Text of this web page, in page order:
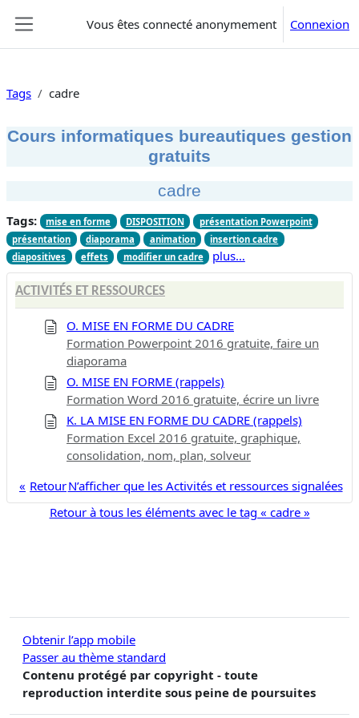
Vous êtes connecté anonymement Connexion
Tags cadre
Cours informatiques bureautiques gestion
gratuits
cadre
Tags: mise en forme DISPOSITION
présentation Powerpoint
présentation
diaporama animation
insertion cadre
diapositives
effets modifier un cadre plus…
ACTIVITÉS ET RESSOURCES
O. MISE EN FORME DU CADRE
Formation Powerpoint 2016 gratuite, faire un
diaporama
O. MISE EN FORME (rappels)
Formation Word 2016 gratuite, écrire un livre
K. LA MISE EN FORME DU CADRE (rappels)
Formation Excel 2016 gratuite, graphique,
consolidation, nom, plan, solveur
RetourN’afficher que les Activités et ressources signalées
Retour à tous les éléments avec le tag « cadre »
Obtenir l’app mobile
Passer au thème standard
Contenu protégé par copyright - toute
reproduction interdite sous peine de poursuites